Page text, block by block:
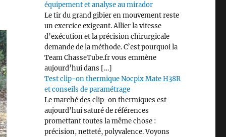
équipement et analyse au mirador
Le tir du grand gibier en mouvement reste
un exercice exigeant. Allier la vitesse
d’exécution et la précision chirurgicale
demande de la méthode. C’est pourquoi la
Team ChasseTube.fr vous emmène
aujourd’hui dans […]
Test clip-on thermique Nocpix Mate H38R
et conseils de paramétrage
Le marché des clip-on thermiques est
aujourd’hui saturé de références
promettant toutes la même chose :
précision, netteté, polyvalence. Voyons